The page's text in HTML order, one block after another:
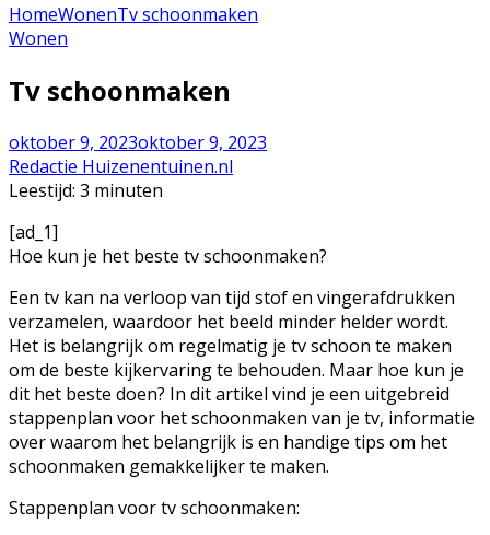
HomeWonenTv schoonmaken
Wonen
Tv schoonmaken
oktober 9, 2023oktober 9, 2023
Redactie Huizenentuinen.nl
Leestijd: 3 minuten
[ad_1]
Hoe kun je het beste tv schoonmaken?
Een tv kan na verloop van tijd stof en vingerafdrukken
verzamelen, waardoor het beeld minder helder wordt.
Het is belangrijk om regelmatig je tv schoon te maken
om de beste kijkervaring te behouden. Maar hoe kun je
dit het beste doen? In dit artikel vind je een uitgebreid
stappenplan voor het schoonmaken van je tv, informatie
over waarom het belangrijk is en handige tips om het
schoonmaken gemakkelijker te maken.
Stappenplan voor tv schoonmaken: